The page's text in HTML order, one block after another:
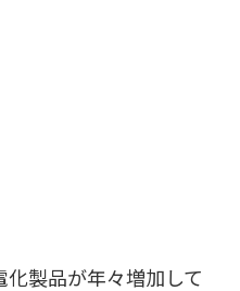
製品が年々増加して